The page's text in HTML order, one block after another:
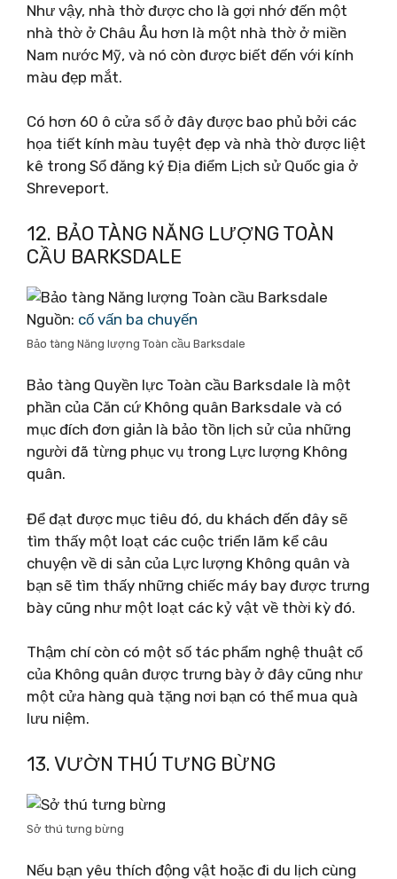
Như vậy, nhà thờ được cho là gợi nhớ đến một
nhà thờ ở Châu Âu hơn là một nhà thờ ở miền
Nam nước Mỹ, và nó còn được biết đến với kính
màu đẹp mắt.
Có hơn 60 ô cửa sổ ở đây được bao phủ bởi các
họa tiết kính màu tuyệt đẹp và nhà thờ được liệt
kê trong Sổ đăng ký Địa điểm Lịch sử Quốc gia ở
Shreveport.
12. BẢO TÀNG NĂNG LƯỢNG TOÀN
CẦU BARKSDALE
Nguồn: cố vấn ba chuyến
Bảo tàng Năng lượng Toàn cầu Barksdale
Bảo tàng Quyền lực Toàn cầu Barksdale là một
phần của Căn cứ Không quân Barksdale và có
mục đích đơn giản là bảo tồn lịch sử của những
người đã từng phục vụ trong Lực lượng Không
quân.
Để đạt được mục tiêu đó, du khách đến đây sẽ
tìm thấy một loạt các cuộc triển lãm kể câu
chuyện về di sản của Lực lượng Không quân và
bạn sẽ tìm thấy những chiếc máy bay được trưng
bày cũng như một loạt các kỷ vật về thời kỳ đó.
Thậm chí còn có một số tác phẩm nghệ thuật cổ
của Không quân được trưng bày ở đây cũng như
một cửa hàng quà tặng nơi bạn có thể mua quà
lưu niệm.
13. VƯỜN THÚ TƯNG BỪNG
Sở thú tưng bừng
Nếu bạn yêu thích động vật hoặc đi du lịch cùng